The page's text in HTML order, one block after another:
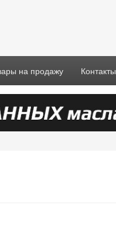
на продажу Контакты